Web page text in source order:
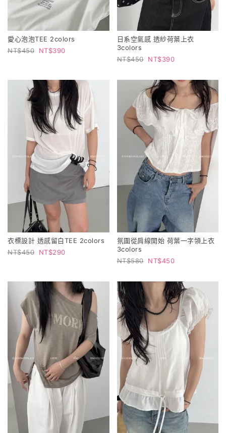
愛心泡泡TEE 2colors
450
390
日系空氣感 透紗荷葉上衣
3colors
450
390
衣標設計 透感留白TEE 2colors
450
290
氛圍從肩線開始 荷葉一字領上衣
3colors
580
450